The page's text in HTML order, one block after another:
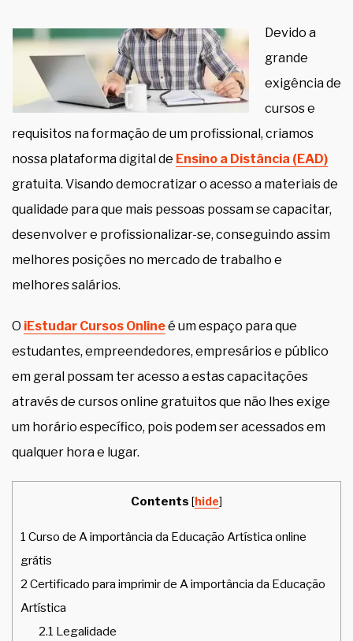
Devido a
grande
exigência de
cursos e
requisitos na formação de um profissional, criamos
nossa plataforma digital de Ensino a Distância (EAD)
gratuita. Visando democratizar o acesso a materiais de
qualidade para que mais pessoas possam se capacitar,
desenvolver e profissionalizar-se, conseguindo assim
melhores posições no mercado de trabalho e
melhores salários.
O iEstudar Cursos Onlineé um espaço para que
estudantes, empreendedores, empresários e público
em geral possam ter acesso a estas capacitações
através de cursos online gratuitos que não lhes exige
um horário específico, pois podem ser acessados em
qualquer hora e lugar.
Contents [hide]
1 Curso de A importância da Educação Artística online
grátis
2 Certificado para imprimir de A importância da Educação
Artística
2.1 Legalidade